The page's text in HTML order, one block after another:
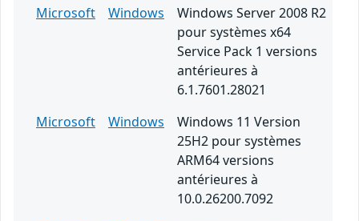
Microsoft Windows
Windows Server 2008 R2
pour systèmes x64
Service Pack 1 versions
antérieures à
6.1.7601.28021
Microsoft
Windows
Windows 11 Version
25H2 pour systèmes
ARM64 versions
antérieures à
10.0.26200.7092